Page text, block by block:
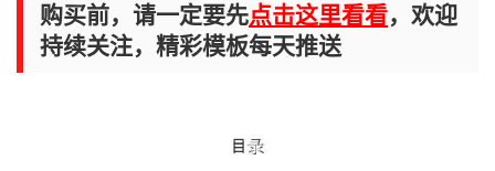
购买前，请一定要先点击这里看看，欢迎
持续关注，精彩模板每天推送